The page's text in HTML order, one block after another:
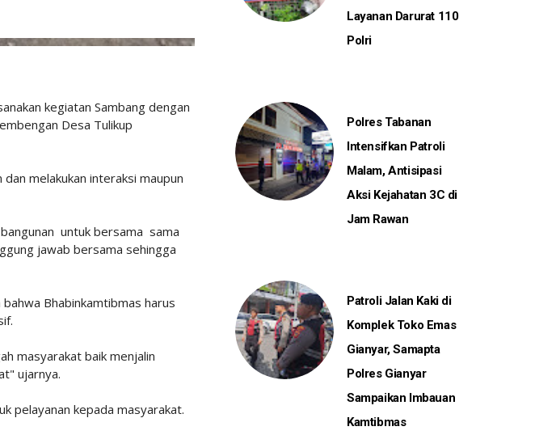
kegiatan Sambang dengan
Desa Tulikup
melakukan interaksi maupun
untuk bersama sama
jawab bersama sehingga
Bhabinkamtibmas harus
masyarakat baik menjalin
ujarnya.
pelayanan kepada masyarakat.
Layanan Darurat 110
Polri
Polres Tabanan
Intensifkan Patroli
Malam, Antisipasi
Aksi Kejahatan 3C di
Jam Rawan
Patroli Jalan Kaki di
Komplek Toko Emas
Gianyar, Samapta
Polres Gianyar
Sampaikan Imbauan
Kamtibmas